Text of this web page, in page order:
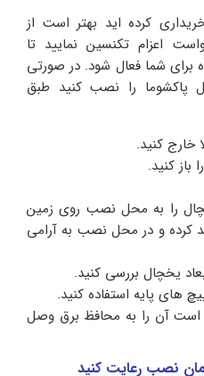
کرده اید بهتر است از
اعزام تکنسین نمایید تا
برای شما فعال شود. در صورتی
پاکشوما را نصب کنید طبق
خارج کنید.
کنید.
را به محل نصب روی زمین
کرده و در محل نصب به آرامی
یخچال بررسی کنید.
های پایه استفاده کنید.
آن را به محافظ برق وصل
نصب رعایت کنید